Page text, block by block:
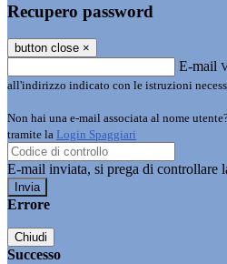
Recupero password
button close ×
E-mail
all'indirizzo indicato con le istruzioni
Non hai una e-mail associata al nome
tramite la Login Spaggiari
E-mail inviata, si prega di controllare
Errore
Chiudi
Successo